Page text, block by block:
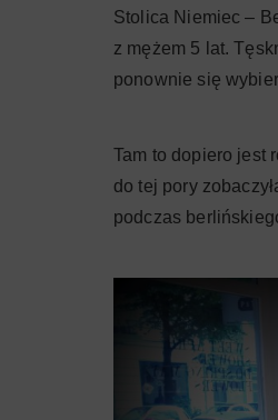
Stolica Niemiec –
z mężem 5 lat.
ponownie się
Tam to dopiero jest
do tej pory
podczas